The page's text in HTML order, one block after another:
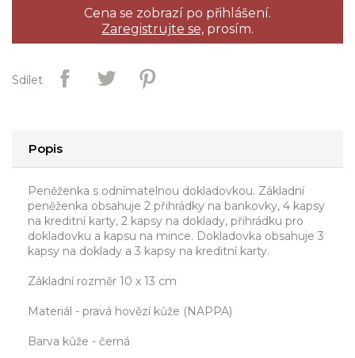
Cena se zobrazí po přihlášení.
Zaregistrujte se, prosím.
Sdílet
Popis
Peněženka s odnímatelnou dokladovkou. Základní
peněženka obsahuje 2 přihrádky na bankovky, 4 kapsy
na kreditní karty, 2 kapsy na doklady, přihrádku pro
dokladovku a kapsu na mince. Dokladovka obsahuje 3
kapsy na doklady a 3 kapsy na kreditní karty.
Základní rozměr 10 x 13 cm
Materiál - pravá hovězí kůže (NAPPA)
Barva kůže - černá